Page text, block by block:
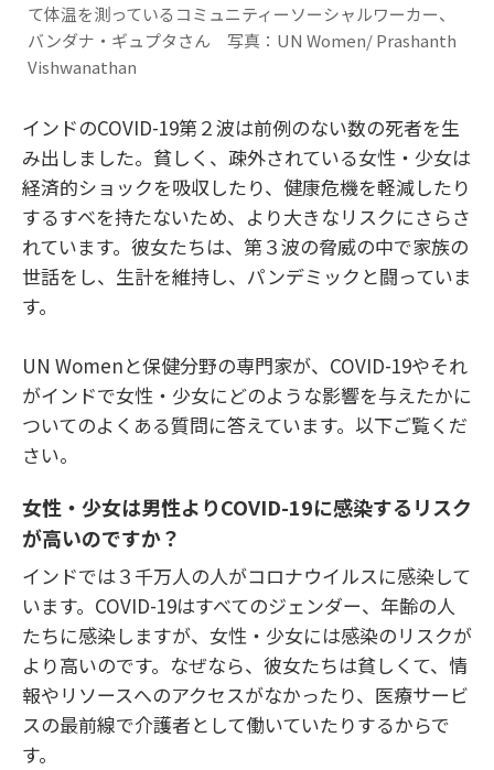
て体温を測っているコミュニティーソーシャルワーカー、
バンダナ・ギュプタさん 写真：UN Women/ Prashanth
Vishwanathan
インドのCOVID-19第２波は前例のない数の死者を生
み出しました。貧しく、疎外されている女性・少女は
経済的ショックを吸収したり、健康危機を軽減したり
するすべを持たないため、より大きなリスクにさらさ
れています。彼女たちは、第３波の脅威の中で家族の
世話をし、生計を維持し、パンデミックと闘っていま
す。
UN Womenと保健分野の専門家が、COVID-19やそれ
がインドで女性・少女にどのような影響を与えたかに
ついてのよくある質問に答えています。以下ご覧くだ
さい。
女性・少女は男性よりCOVID-19に感染するリスク
が高いのですか？
インドでは３千万人の人がコロナウイルスに感染して
います。COVID-19はすべてのジェンダー、年齢の人
たちに感染しますが、女性・少女には感染のリスクが
より高いのです。なぜなら、彼女たちは貧しくて、情
報やリソースへのアクセスがなかったり、医療サービ
スの最前線で介護者として働いていたりするからで
す。